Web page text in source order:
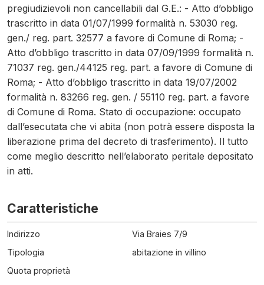
pregiudizievoli non cancellabili dal G.E.: - Atto d’obbligo
trascritto in data 01/07/1999 formalità n. 53030 reg.
gen./ reg. part. 32577 a favore di Comune di Roma; -
Atto d’obbligo trascritto in data 07/09/1999 formalità n.
71037 reg. gen./44125 reg. part. a favore di Comune di
Roma; - Atto d’obbligo trascritto in data 19/07/2002
formalità n. 83266 reg. gen. / 55110 reg. part. a favore
di Comune di Roma. Stato di occupazione: occupato
dall’esecutata che vi abita (non potrà essere disposta la
liberazione prima del decreto di trasferimento). Il tutto
come meglio descritto nell’elaborato peritale depositato
in atti.
Caratteristiche
Indirizzo
Via Braies 7/9
Tipologia
abitazione in villino
Quota proprietà